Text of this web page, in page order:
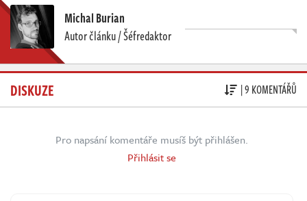
Michal Burian
Autor článku / Šéfredaktor
DISKUZE | 9 KOMENTÁŘŮ
Pro napsání komentáře musíš být přihlášen.
Přihlásit se